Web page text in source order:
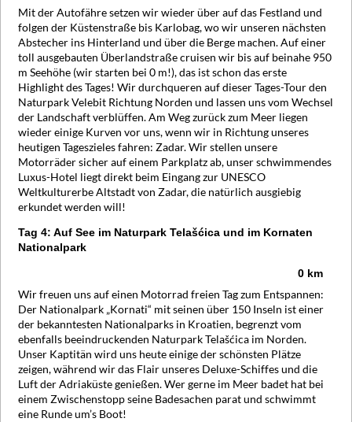
Mit der Autofähre setzen wir wieder über auf das Festland und
folgen der Küstenstraße bis Karlobag, wo wir unseren nächsten
Abstecher ins Hinterland und über die Berge machen. Auf einer
toll ausgebauten Überlandstraße cruisen wir bis auf beinahe 950
m Seehöhe (wir starten bei 0 m!), das ist schon das erste
Highlight des Tages! Wir durchqueren auf dieser Tages-Tour den
Naturpark Velebit Richtung Norden und lassen uns vom Wechsel
der Landschaft verblüffen. Am Weg zurück zum Meer liegen
wieder einige Kurven vor uns, wenn wir in Richtung unseres
heutigen Tageszieles fahren: Zadar. Wir stellen unsere
Motorräder sicher auf einem Parkplatz ab, unser schwimmendes
Luxus-Hotel liegt direkt beim Eingang zur UNESCO
Weltkulturerbe Altstadt von Zadar, die natürlich ausgiebig
erkundet werden will!
Tag 4: Auf See im Naturpark Telašćica und im Kornaten
Nationalpark
0 km
Wir freuen uns auf einen Motorrad freien Tag zum Entspannen:
Der Nationalpark „Kornati“ mit seinen über 150 Inseln ist einer
der bekanntesten Nationalparks in Kroatien, begrenzt vom
ebenfalls beeindruckenden Naturpark Telašćica im Norden.
Unser Kaptitän wird uns heute einige der schönsten Plätze
zeigen, während wir das Flair unseres Deluxe-Schiffes und die
Luft der Adriaküste genießen. Wer gerne im Meer badet hat bei
einem Zwischenstopp seine Badesachen parat und schwimmt
eine Runde um’s Boot!